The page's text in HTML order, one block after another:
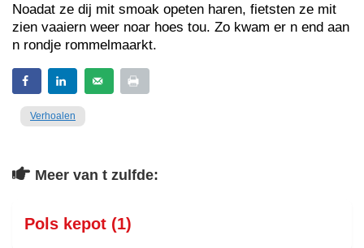
Noadat ze dij mit smoak opeten haren, fietsten ze mit
zien vaaiern weer noar hoes tou. Zo kwam er n end aan
n rondje rommelmaarkt.
Verhoalen
Meer van t zulfde:
Pols kepot (1)